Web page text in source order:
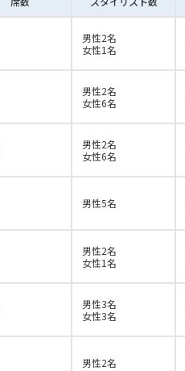
男性2名
女性1名
男性2名
女性6名
男性2名
女性6名
男性5名
男性2名
女性1名
男性3名
女性3名
男性2名